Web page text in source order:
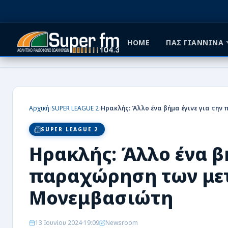
HOME ΠΑΣ ΓΙΑΝΝΙΝΑ
HOME
ΜΠΑΣΚΕΤ
ΑΡΘΡΟΓΡΑΦΙΕΣ
Αρχική›SUPER LEAGUE 2›
SUPER LEAGUE 2
Ηρακλής: Άλλο ένα
παραχώρηση των
Μονεμβασιώτη
13 Ιουνίου 2024 19:09 Newsroom